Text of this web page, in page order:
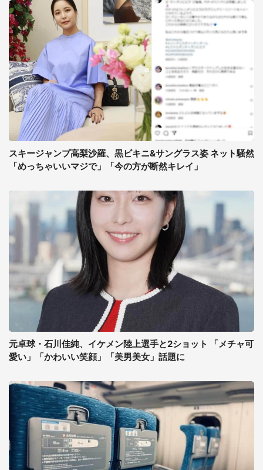
スキージャンプ高梨沙羅、黒ビキニ&サングラス姿 ネット騒然
「めっちゃいいマジで」「今の方が断然キレイ」
元卓球・石川佳純、イケメン陸上選手と2ショット 「メチャ可
愛い」「かわいい笑顔」「美男美女」話題に